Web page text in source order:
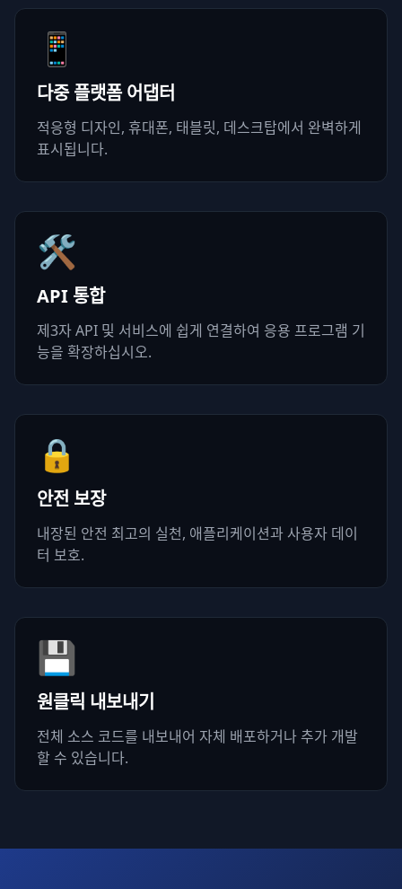
📱
다중 플랫폼 어댑터
적응형 디자인, 휴대폰, 태블릿, 데스크탑에서 완벽하게
표시됩니다.
🛠️
API 통합
제3자 API 및 서비스에 쉽게 연결하여 응용 프로그램 기
능을 확장하십시오.
🔒
안전 보장
내장된 안전 최고의 실천, 애플리케이션과 사용자 데이
터 보호.
💾
원클릭 내보내기
전체 소스 코드를 내보내어 자체 배포하거나 추가 개발
할 수 있습니다.